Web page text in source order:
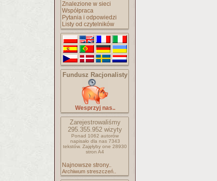
Znalezione w sieci
Współpraca
Pytania i odpowiedzi
Listy od czytelników
Fundusz Racjonalisty
Wesprzyj nas..
Zarejestrowaliśmy
295.355.952 wizyty
Ponad 1062 autorów
napisało dla nas 7343
tekstów. Zajęłyby one 28930
stron A4
Najnowsze strony..
Archiwum streszczeń..